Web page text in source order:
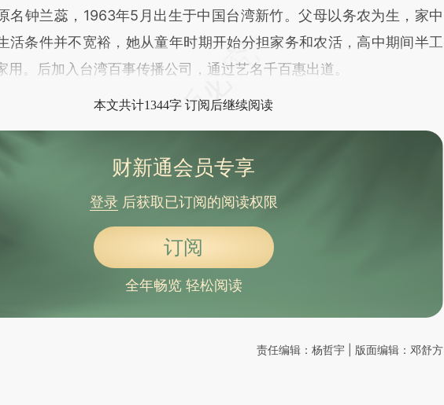
钟兰蕊，1963年5月出生于中国台湾新竹。父母以务农为生，家中
活条件并不宽裕，她从童年时期开始分担家务和农活，高中期间半工
用。后加入台湾百事传播公司，通过艺名千百惠出道。
本文共计1344字 订阅后继续阅读
财新通会员专享
登录后获取已订阅的阅读权限
订阅
全年畅览 轻松阅读
责任编辑：杨哲宇 | 版面编辑：邓舒方